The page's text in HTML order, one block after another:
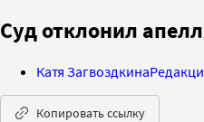
Суд отклонил
Катя Загвоздкина
Копировать ссылку